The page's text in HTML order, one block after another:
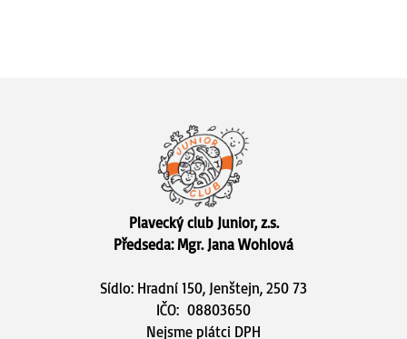
Plavecký club Junior, z.s.
Předseda: Mgr. Jana Wohlová
Sídlo: Hradní 150, Jenštejn, 250 73
IČO: 08803650
Nejsme plátci DPH